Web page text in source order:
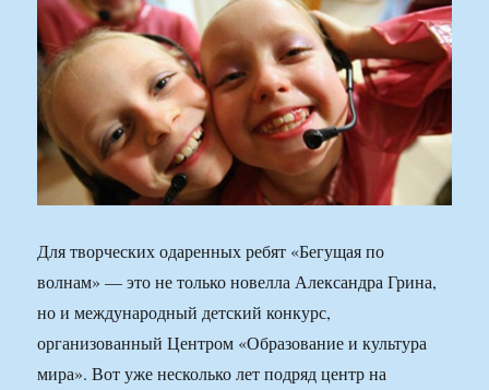
Для творческих одаренных ребят «Бегущая по
волнам» — это не только новелла Александра Грина,
но и международный детский конкурс,
организованный Центром «Образование и культура
мира». Вот уже несколько лет подряд центр на